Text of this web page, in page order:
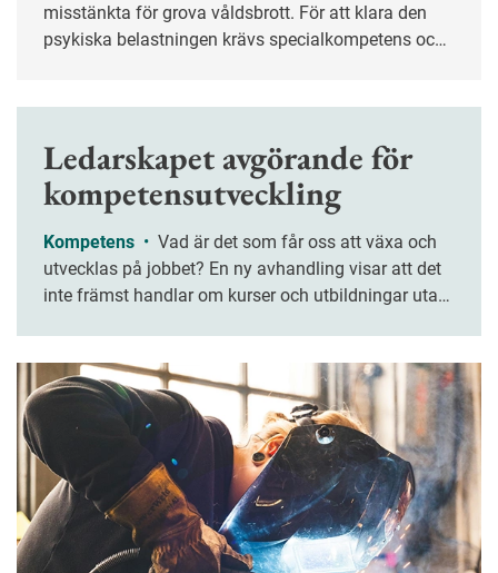
misstänkta för grova våldsbrott. För att klara den
psykiska belastningen krävs specialkompetens och
Ledarskapet avgörande för
kompetensutveckling
Kompetens •
utvecklas på jobbet? En ny avhandling visar att det
inte främst handlar om kurser och utbildningar utan